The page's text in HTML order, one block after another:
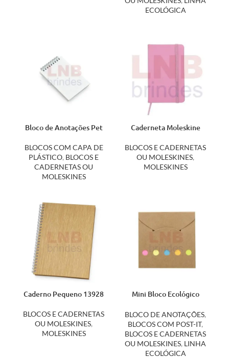
ECOLÓGICA
Bloco de Anotações Pet
BLOCOS COM CAPA DE
PLÁSTICO, BLOCOS E
CADERNETAS OU
MOLESKINES
Caderneta Moleskine
BLOCOS E CADERNETAS
OU MOLESKINES,
MOLESKINES
Caderno Pequeno 13928
BLOCOS E CADERNETAS
OU MOLESKINES,
MOLESKINES
Mini Bloco Ecológico
BLOCO DE ANOTAÇÕES,
BLOCOS COM POST-IT,
BLOCOS E CADERNETAS
OU MOLESKINES, LINHA
ECOLÓGICA